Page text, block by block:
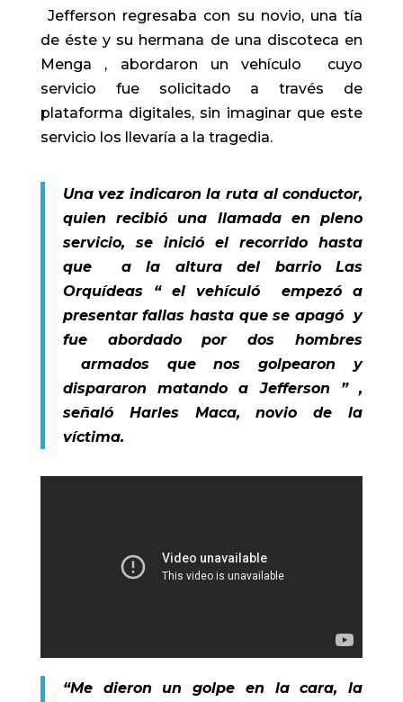
Jefferson regresaba con su novio, una tía
de éste y su hermana de una discoteca en
Menga , abordaron un vehículo cuyo
servicio fue solicitado a través de
plataforma digitales, sin imaginar que este
servicio los llevaría a la tragedia.
Una vez indicaron la ruta al conductor,
quien recibió una llamada en pleno
servicio, se inició el recorrido hasta
que a la altura del barrio Las
Orquídeas “ el vehículó empezó a
presentar fallas hasta que se apagó y
fue abordado por dos hombres
armados que nos golpearon y
dispararon matando a Jefferson ” ,
señaló Harles Maca, novio de la
víctima.
“Me dieron un golpe en la cara, la